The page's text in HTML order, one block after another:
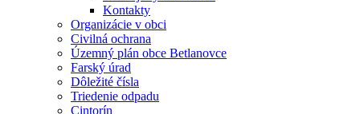
Kontakty
Organizácie v obci
Civilná ochrana
Územný plán obce Betlanovce
Farský úrad
Dôležité čísla
Triedenie odpadu
Cintorín